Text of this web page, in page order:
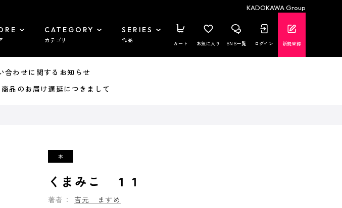
KADOKAWA Group
CATEGORY
カテゴリ
SERIES
作品 カート お気に入り SNS一覧 ログイン 新規登録
わせに関するお知らせ
品のお届け遅延につきまして
くまみこ １１
著者： 吉元 ますめ